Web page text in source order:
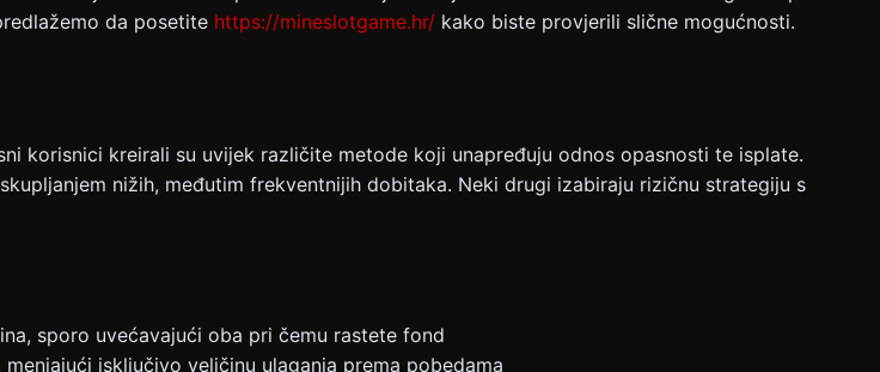
da posetite https://mineslotgame.hr/ kako biste provjerili slične mogućnosti.
korisnici kreirali su uvijek različite metode koji unapređuju odnos opasnosti te isplate.
nižih, međutim frekventnijih dobitaka. Neki drugi izabiraju rizičnu strategiju s
sporo uvećavajući oba pri čemu rastete fond
isključivo veličinu ulaganja prema pobedama